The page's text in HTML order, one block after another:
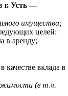
г. Усть —
имущества;
целей:
в аренду;
вклада в
(в т.ч.